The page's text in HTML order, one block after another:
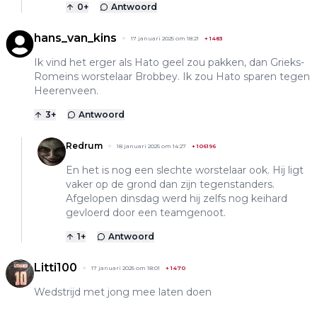
0+ Antwoord
hans_van_kins 17 januari 2025 om 18:21 +1483
Ik vind het erger als Hato geel zou pakken, dan Grieks-
Romeins worstelaar Brobbey. Ik zou Hato sparen tegen
Heerenveen.
3+ Antwoord
Redrum 18 januari 2025 om 14:27 +106196
En het is nog een slechte worstelaar ook. Hij ligt
vaker op de grond dan zijn tegenstanders.
Afgelopen dinsdag werd hij zelfs nog keihard
gevloerd door een teamgenoot.
1+ Antwoord
Litti100 17 januari 2025 om 18:01 +1470
Wedstrijd met jong mee laten doen